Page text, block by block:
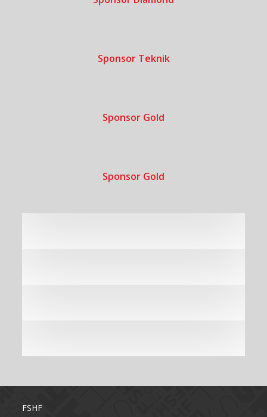
Sponsor Teknik
Sponsor Gold
Sponsor Gold
FSHF